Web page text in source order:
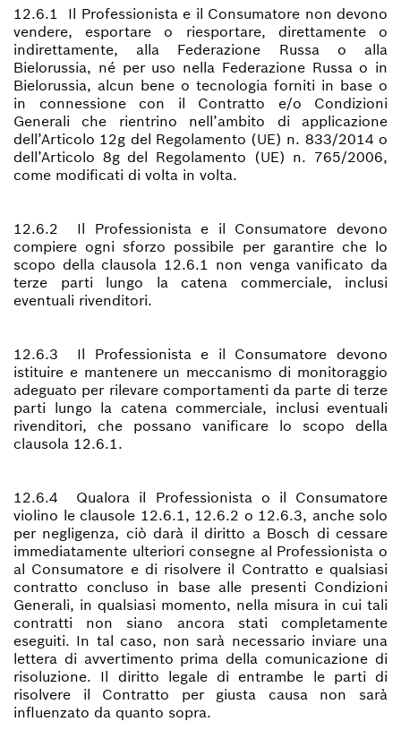
12.6.1 Il Professionista e il Consumatore non devono
vendere, esportare o riesportare, direttamente o
indirettamente, alla Federazione Russa o alla
Bielorussia, né per uso nella Federazione Russa o in
Bielorussia, alcun bene o tecnologia forniti in base o
in connessione con il Contratto e/o Condizioni
Generali che rientrino nell’ambito di applicazione
dell’Articolo 12g del Regolamento (UE) n. 833/2014 o
dell’Articolo 8g del Regolamento (UE) n. 765/2006,
come modificati di volta in volta.
12.6.2 Il Professionista e il Consumatore devono
compiere ogni sforzo possibile per garantire che lo
scopo della clausola 12.6.1 non venga vanificato da
terze parti lungo la catena commerciale, inclusi
eventuali rivenditori.
12.6.3 Il Professionista e il Consumatore devono
istituire e mantenere un meccanismo di monitoraggio
adeguato per rilevare comportamenti da parte di terze
parti lungo la catena commerciale, inclusi eventuali
rivenditori, che possano vanificare lo scopo della
clausola 12.6.1.
12.6.4 Qualora il Professionista o il Consumatore
violino le clausole 12.6.1, 12.6.2 o 12.6.3, anche solo
per negligenza, ciò darà il diritto a Bosch di cessare
immediatamente ulteriori consegne al Professionista o
al Consumatore e di risolvere il Contratto e qualsiasi
contratto concluso in base alle presenti Condizioni
Generali, in qualsiasi momento, nella misura in cui tali
contratti non siano ancora stati completamente
eseguiti. In tal caso, non sarà necessario inviare una
lettera di avvertimento prima della comunicazione di
risoluzione. Il diritto legale di entrambe le parti di
risolvere il Contratto per giusta causa non sarà
influenzato da quanto sopra.